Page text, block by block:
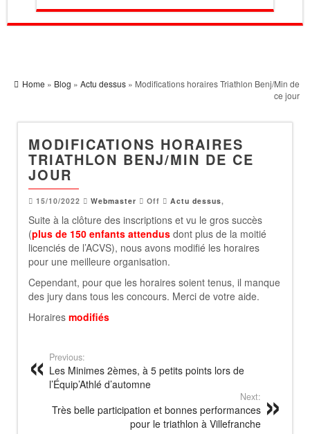
Home » Blog » Actu dessus » Modifications horaires Triathlon Benj/Min de
ce jour
MODIFICATIONS HORAIRES
TRIATHLON BENJ/MIN DE CE
JOUR
15/10/2022 Webmaster Off Actu dessus,
Suite à la clôture des inscriptions et vu le gros succès
(plus de 150 enfants attendus dont plus de la moitié
licenciés de l’ACVS), nous avons modifié les horaires
pour une meilleure organisation.
Cependant, pour que les horaires soient tenus, il manque
des jury dans tous les concours. Merci de votre aide.
Horaires modifiés
Previous:
Les Minimes 2èmes, à 5 petits points lors de
l’Équip’Athlé d’automne
Next:
Très belle participation et bonnes performances
pour le triathlon à Villefranche